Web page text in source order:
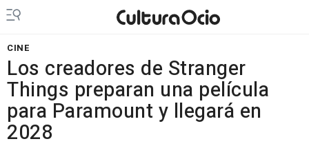
CINE
Los creadores de Stranger
Things preparan una película
para Paramount y llegará en
2028